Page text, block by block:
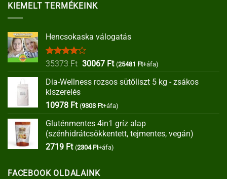
KIEMELT TERMÉKEINK
Hencsokaska válogatás
Értékelés:
35373Ft Original
was:
30067 FtCurrent
is:
(25481 Ft+áfa)
Dia-Wellness rozsos sütőliszt 5 kg - zsákos
kiszerelés
10978 Ft (9303 Ft+áfa)
Gluténmentes 4in1 gríz alap
(szénhidrátcsökkentett, tejmentes, vegán)
2719 Ft (2304 Ft+áfa)
FACEBOOK OLDALAINK